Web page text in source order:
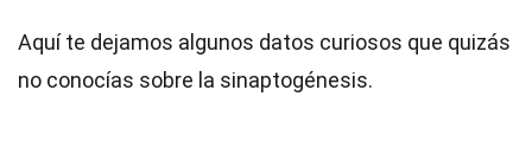
Aquí te dejamos algunos datos curiosos que quizás
no conocías sobre la sinaptogénesis.